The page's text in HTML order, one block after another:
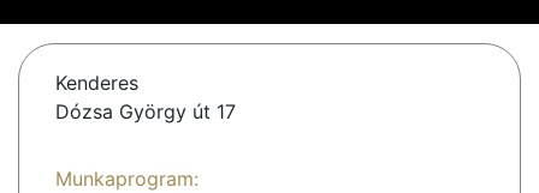
Kenderes
Dózsa György út 17
Munkaprogram: